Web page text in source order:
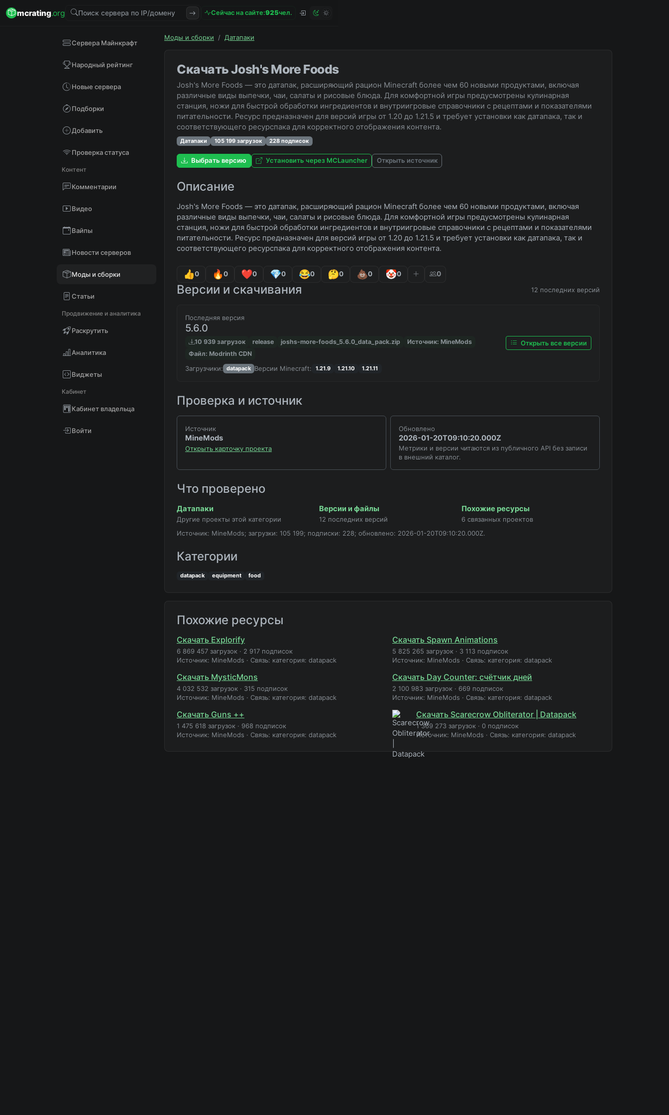
mcrating.org Сейчас на сайте:925чел.
Сервера Майнкрафт
Народный рейтинг
Новые сервера
Подборки
Добавить
Проверка статуса
Контент
Комментарии
Видео
Вайпы
Новости серверов
Моды и сборки
Статьи
Продвижение и аналитика
Раскрутить
Аналитика
Виджеты
Кабинет
Кабинет владельца
Войти
Моды и сборки / Датапаки
Скачать Josh's More Foods
Josh's More Foods — это датапак, расширяющий рацион Minecraft более чем 60 новыми продуктами, включая
различные виды выпечки, чаи, салаты и рисовые блюда. Для комфортной игры предусмотрены кулинарная
станция, ножи для быстрой обработки ингредиентов и внутриигровые справочники с рецептами и показателями
питательности. Ресурс предназначен для версий игры от 1.20 до 1.21.5 и требует установки как датапака, так и
соответствующего ресурспака для корректного отображения контента.
Датапаки 105 199 загрузок 228 подписок
Выбрать версию Установить через MCLauncher Открыть источник
Описание
Josh's More Foods — это датапак, расширяющий рацион Minecraft более чем 60 новыми продуктами, включая
различные виды выпечки, чаи, салаты и рисовые блюда. Для комфортной игры предусмотрены кулинарная
станция, ножи для быстрой обработки ингредиентов и внутриигровые справочники с рецептами и показателями
питательности. Ресурс предназначен для версий игры от 1.20 до 1.21.5 и требует установки как датапака, так и
соответствующего ресурспака для корректного отображения контента.
0 0 0 0 0 0 0 0 0
Версии и скачивания 12 последних версий
Последняя версия
5.6.0
10 939 загрузок release joshs-more-foods_5.6.0_data_pack.zip
Источник: MineMods
Файл: Modrinth CDN
Загрузчики: datapack Версии Minecraft: 1.21.9 1.21.10 1.21.11
Открыть все версии
Проверка и источник
Источник
MineMods
Открыть карточку проекта
Обновлено
2026-01-20T09:10:20.000Z
Метрики и версии читаются из публичного API без записи
в внешний каталог.
Что проверено
Датапаки
Другие проекты этой категории
Версии и файлы
12 последних версий
Похожие ресурсы
6 связанных проектов
Источник: MineMods; загрузки: 105 199; подписки: 228; обновлено: 2026-01-20T09:10:20.000Z.
Категории
datapack equipment food
Похожие ресурсы
Скачать Explorify
6 869 457 загрузок · 2 917 подписок
Источник: MineMods · Связь: категория: datapack
Скачать Spawn Animations
5 825 265 загрузок · 3 113 подписок
Источник: MineMods · Связь: категория: datapack
Скачать MysticMons
4 032 532 загрузок · 315 подписок
Источник: MineMods · Связь: категория: datapack
Скачать Day Counter: счётчик дней
2 100 983 загрузок · 669 подписок
Источник: MineMods · Связь: категория: datapack
Скачать Guns ++
1 475 618 загрузок · 968 подписок
Источник: MineMods · Связь: категория: datapack
Скачать Scarecrow Obliterator | Datapack
1 369 273 загрузок · 0 подписок
Источник: MineMods · Связь: категория: datapack